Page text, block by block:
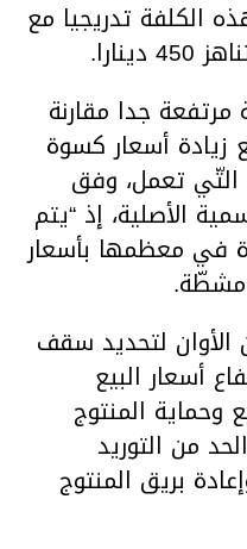
لتزيد هذه الكلفة تدريجيا مع
مرتفعة جدا مقارنة
زيادة أسعار كسوة
التّي تعمل، وفق
الأصلية، إذ “يتم
في معظمها بأسعار
مشطّة.
الأوان لتحديد سقف
أسعار البيع
وحماية المنتوج
من التوريد
بريق المنتوج